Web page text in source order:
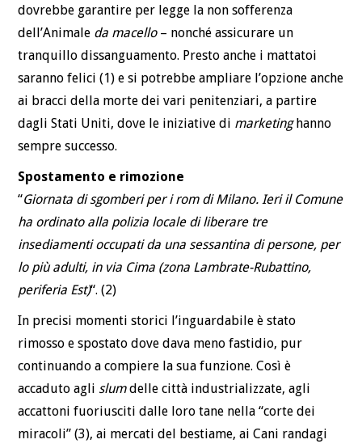
dovrebbe garantire per legge la non sofferenza
dell’Animale da macello– nonché assicurare un
tranquillo dissanguamento. Presto anche i mattatoi
saranno felici (1) e si potrebbe ampliare l’opzione anche
ai bracci della morte dei vari penitenziari, a partire
dagli Stati Uniti, dove le iniziative di marketinghanno
sempre successo.
Spostamento e rimozione
“Giornata di sgomberi per i rom di Milano. Ieri il Comune
ha ordinato alla polizia locale di liberare tre
insediamenti occupati da una sessantina di persone, per
lo più adulti, in via Cima (zona Lambrate-Rubattino,
periferia Est)“. (2)
In precisi momenti storici l’inguardabile è stato
rimosso e spostato dove dava meno fastidio, pur
continuando a compiere la sua funzione. Così è
accaduto agli slumdelle città industrializzate, agli
accattoni fuoriusciti dalle loro tane nella “corte dei
miracoli” (3), ai mercati del bestiame, ai Cani randagi